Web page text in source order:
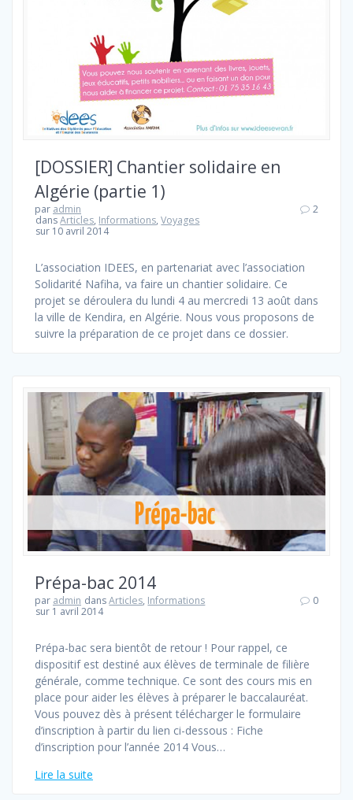
[DOSSIER] Chantier solidaire en
Algérie (partie 1)
par admin
dansArticles, Informations,Voyages
sur 10 avril 2014
2
L’association IDEES, en partenariat avec l’association
Solidarité Nafiha, va faire un chantier solidaire. Ce
projet se déroulera du lundi 4 au mercredi 13 août dans
la ville de Kendira, en Algérie. Nous vous proposons de
suivre la préparation de ce projet dans ce dossier.
Prépa-bac 2014
par admin dansArticles, Informations
sur 1 avril 2014
0
Prépa-bac sera bientôt de retour ! Pour rappel, ce
dispositif est destiné aux élèves de terminale de filière
générale, comme technique. Ce sont des cours mis en
place pour aider les élèves à préparer le baccalauréat.
Vous pouvez dès à présent télécharger le formulaire
d’inscription à partir du lien ci-dessous : Fiche
d’inscription pour l’année 2014 Vous…
Lire la suite